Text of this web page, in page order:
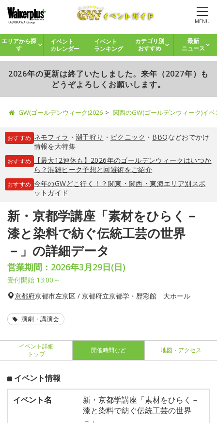
MENU
エリアから探
す
イベント
カレンダー
イベント
ランキング
カテゴリ別
おすすめ
最新
ニュース
2026年の更新は終了いたしました。来年（2027年）も
どうぞよろしくお願いします。
GW(ゴールデンウィーク)2026 関西のGW(ゴールデンウィーク)イ
おすすめ ネモフィラ ・ 潮干狩り ・ ピクニック ・ BBQなどおでかけ
情報を大特集
おすすめ
【最大12連休も】2026年のゴールデンウィークはいつか
ら？混雑ピーク予想と回避術をご紹介
おすすめ 今年のGWどこ行く！？関東・関西・東海エリア別スポ
ットガイド
新・京都学講座「素材をひらく－
漆と染料で紡ぐ伝統工芸の世界
－」の詳細データ
営業期間：2026年3月29日(日)
受付開始 13:00～
京都府京都市左京区 / 京都府立京都学・歴彩館 大ホール
演劇・講演会
イベント詳細
トップ
開催時間など 地図・アクセス
イベント情報
イベント名
新・京都学講座「素材をひらく－
漆と染料で紡ぐ伝統工芸の世界